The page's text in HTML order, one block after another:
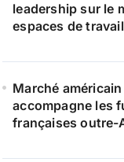
leadership sur le
espaces de
Marché
accompagne les
françaises outre-